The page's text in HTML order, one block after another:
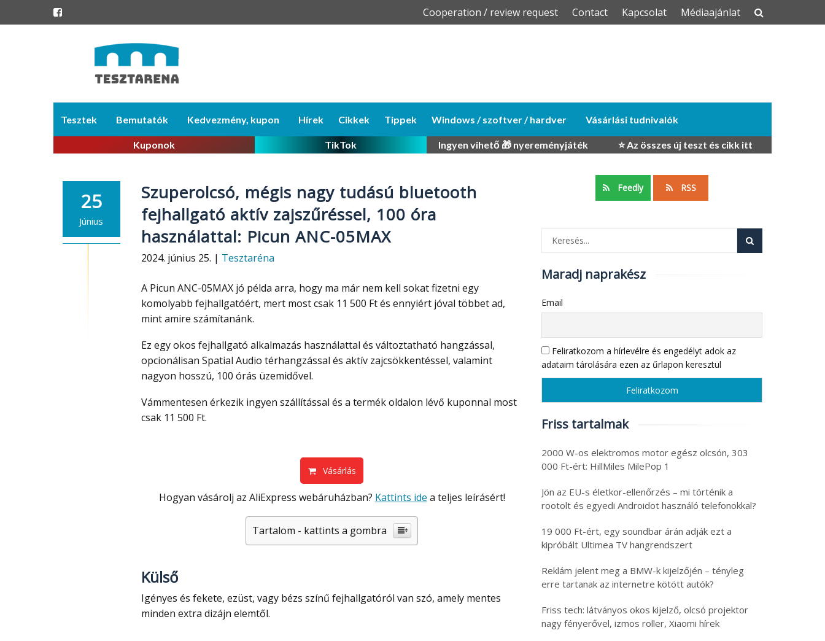
Skip
Cooperation / review request Contact Kapcsolat Médiaajánlat
content
Tesztek Bemutatók Kedvezmény, kupon Hírek Cikkek Tippek Windows / szoftver / hardver Vásárlási tudnivalók
Kuponok TikTok Ingyen vihető 🎁 nyereményjáték ⭐ Az összes új teszt és cikk itt
25
Június
Szuperolcsó, mégis nagy tudású bluetooth
fejhallgató aktív zajszűréssel, 100 óra
használattal: Picun ANC-05MAX
2024. június 25. | Tesztaréna
A Picun ANC-05MAX jó példa arra, hogy ma már nem kell sokat fizetni egy
komolyabb fejhallgatóért, mert most csak 11 500 Ft és ennyiért jóval többet ad,
mint amire számítanánk.
Ez egy okos fejhallgató alkalmazás használattal és változtatható hangzással,
opcionálisan Spatial Audio térhangzással és aktív zajcsökkentéssel, valamint
nagyon hosszú, 100 órás üzemidővel.
Vámmentesen érkezik ingyen szállítással és a termék oldalon lévő kuponnal most
csak 11 500 Ft.
Vásárlás
Hogyan vásárolj az AliExpress webáruházban? Kattints ide a teljes leírásért!
Tartalom - kattints a gombra
Külső
Igényes és fekete, ezüst, vagy bézs színű fejhallgatóról van szó, amely mentes
minden extra dizájn elemtől.
Feedly RSS
Maradj naprakész
Email
Feliratkozom a hírlevélre és engedélyt adok az
adataim tárolására ezen az űrlapon keresztül
Friss tartalmak
2000 W-os elektromos motor egész olcsón, 303
000 Ft-ért: HillMiles MilePop 1
Jön az EU-s életkor-ellenőrzés – mi történik a
rootolt és egyedi Androidot használó telefonokkal?
19 000 Ft-ért, egy soundbar árán adják ezt a
kipróbált Ultimea TV hangrendszert
Reklám jelent meg a BMW-k kijelzőjén – tényleg
erre tartanak az internetre kötött autók?
Friss tech: látványos okos kijelző, olcsó projektor
nagy fényerővel, izmos roller, Xiaomi hírek